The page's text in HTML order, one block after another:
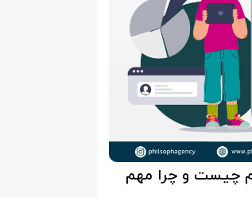
چیست و چرا مهم